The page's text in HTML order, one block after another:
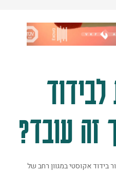
זה עובד?
בידוד אקוסטי במגוון רחב של